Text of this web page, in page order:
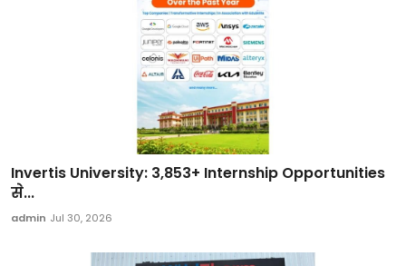
Invertis University: 3,853+ Internship Opportunities
से...
admin Jul 30, 2026